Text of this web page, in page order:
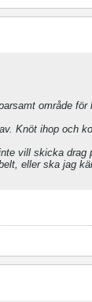
område för
Knöt ihop och
vill skicka drag
eller ska jag